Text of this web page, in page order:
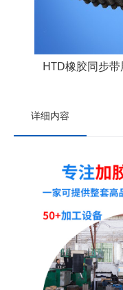
HTD橡胶同步
详细内容